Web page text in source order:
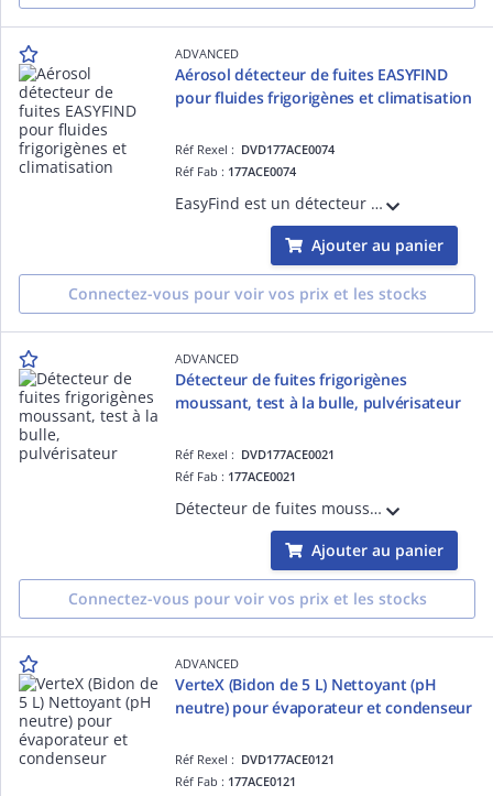
ADVANCED
Aérosol détecteur de fuites EASYFIND
pour fluides frigorigènes et climatisation
Réf Rexel : DVD177ACE0074
Réf Fab : 177ACE0074
EasyFind est un détecteur de fuites moussant prêt à l'emploi, spécialement formulé pour les fluides frigorigènes. Il adhère à toutes les surfaces et produit des bulles durables pour une localisation rapide et fiable de fuites sur tuyauterie
Ajouter au panier
Connectez-vous pour voir vos prix et les stocks
ADVANCED
Détecteur de fuites frigorigènes
moussant, test à la bulle, pulvérisateur
Réf Rexel : DVD177ACE0021
Réf Fab : 177ACE0021
Détecteur de fuites moussant pour fluides frigorigènes. Test à la bulle précis, format pulvérisateur économique. Adhère aux surfaces pour une détection fiable. Idéal pour les tuyauteries où les détecteurs classiques échouent.
Ajouter au panier
Connectez-vous pour voir vos prix et les stocks
ADVANCED
VerteX (Bidon de 5 L) Nettoyant (pH
neutre) pour évaporateur et condenseur
Réf Rexel : DVD177ACE0121
Réf Fab : 177ACE0121